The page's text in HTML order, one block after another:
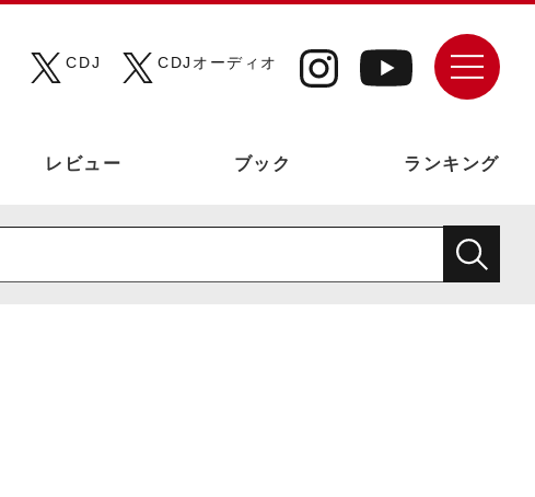
CDJ
CDJオーディオ
レビュー ブック ランキング